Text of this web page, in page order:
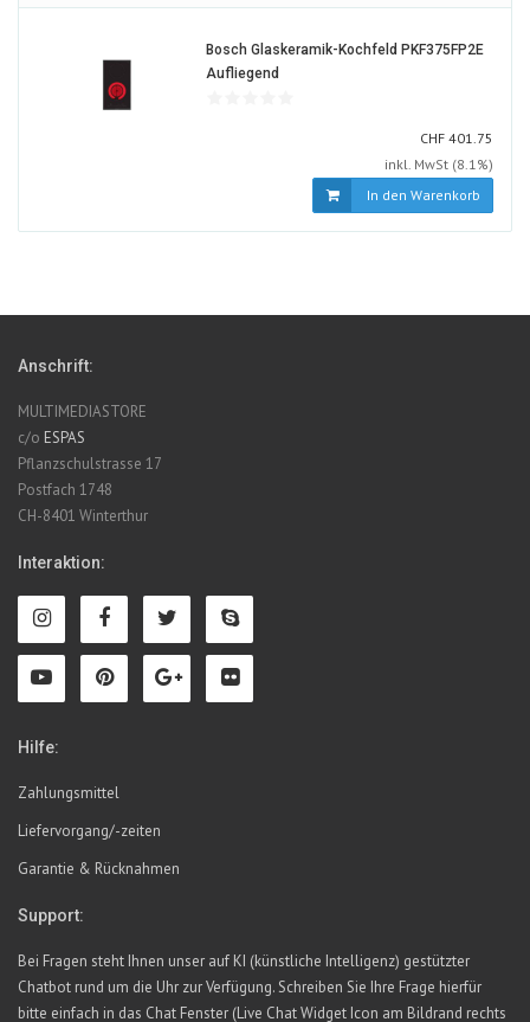
Bosch Glaskeramik-Kochfeld PKF375FP2E
Aufliegend
CHF CHF
401.75
inkl. MwSt (8.1%)
In den Warenkorb
Anschrift:
MULTIMEDIASTORE
c/o ESPAS
Pflanzschulstrasse 17
Postfach 1748
CH-8401 Winterthur
Interaktion:
Hilfe:
Zahlungsmittel
Liefervorgang/-zeiten
Garantie & Rücknahmen
Support:
Bei Fragen steht Ihnen unser auf KI (künstliche Intelligenz) gestützter
Chatbot rund um die Uhr zur Verfügung. Schreiben Sie Ihre Frage hierfür
bitte einfach in das Chat Fenster (Live Chat Widget Icon am Bildrand rechts